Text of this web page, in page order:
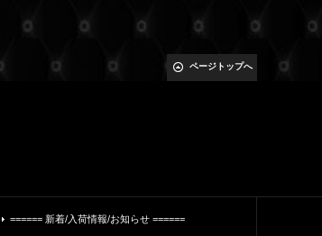
ページトップへ
====== 新着/入荷情報/お知らせ ======